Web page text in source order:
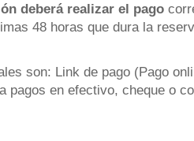
deberá realizar el pago
48 horas que dura la
son: Link de pago (Pago
pagos en efectivo, cheque o